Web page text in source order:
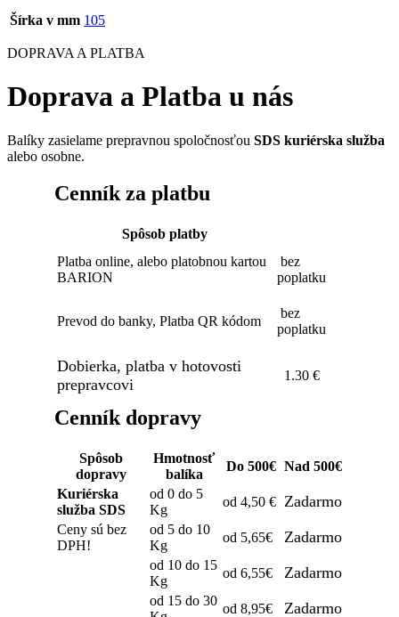
Šírka v mm 105
DOPRAVA A PLATBA
Doprava a Platba u nás
Balíky zasielame prepravnou spoločnosťou SDS kuriérska služba
alebo osobne.
Cenník za platbu
Spôsob platby
Platba online, alebo platobnou kartou
BARION
bez
poplatku
Prevod do banky, Platba QR kódom
bez
poplatku
Dobierka, platba v hotovosti
prepravcovi
1.30 €
Cenník dopravy
Spôsob
dopravy
Hmotnosť
balíka
Do 500€ Nad 500€
Kuriérska
služba SDS
od 0 do 5
Kg
od 4,50 € Zadarmo
Ceny sú bez
DPH!
od 5 do 10
Kg
od 5,65€ Zadarmo
od 10 do 15
Kg
od 6,55€ Zadarmo
od 15 do 30
od 8,95€ Zadarmo